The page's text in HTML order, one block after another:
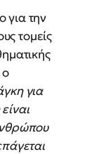
για την
τομείς
για